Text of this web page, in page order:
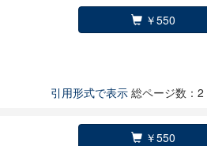
￥550
引用形式で表示 総ページ数：2
￥550